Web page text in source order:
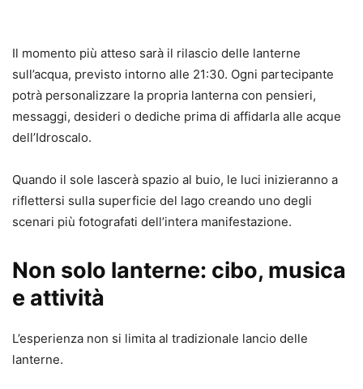
Il momento più atteso sarà il rilascio delle lanterne
sull’acqua, previsto intorno alle 21:30. Ogni partecipante
potrà personalizzare la propria lanterna con pensieri,
messaggi, desideri o dediche prima di affidarla alle acque
dell’Idroscalo.
Quando il sole lascerà spazio al buio, le luci inizieranno a
riflettersi sulla superficie del lago creando uno degli
scenari più fotografati dell’intera manifestazione.
Non solo lanterne: cibo, musica
e attività
L’esperienza non si limita al tradizionale lancio delle
lanterne.